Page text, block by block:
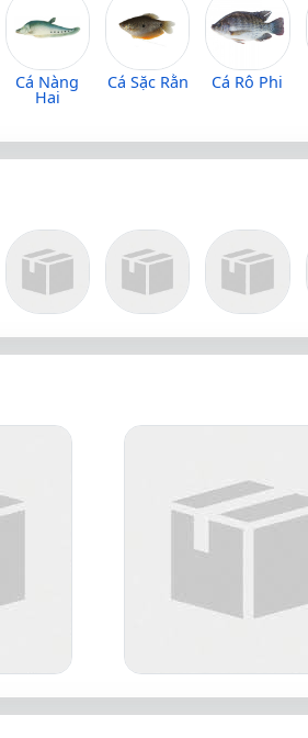
Cá Nàng
Hai
Cá Sặc Rằn Cá Rô Phi